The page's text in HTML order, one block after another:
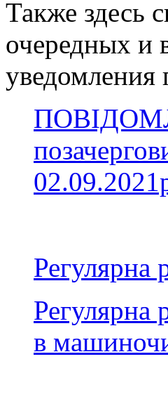
Также здесь
очередных и
Регулярна
Регулярна
в